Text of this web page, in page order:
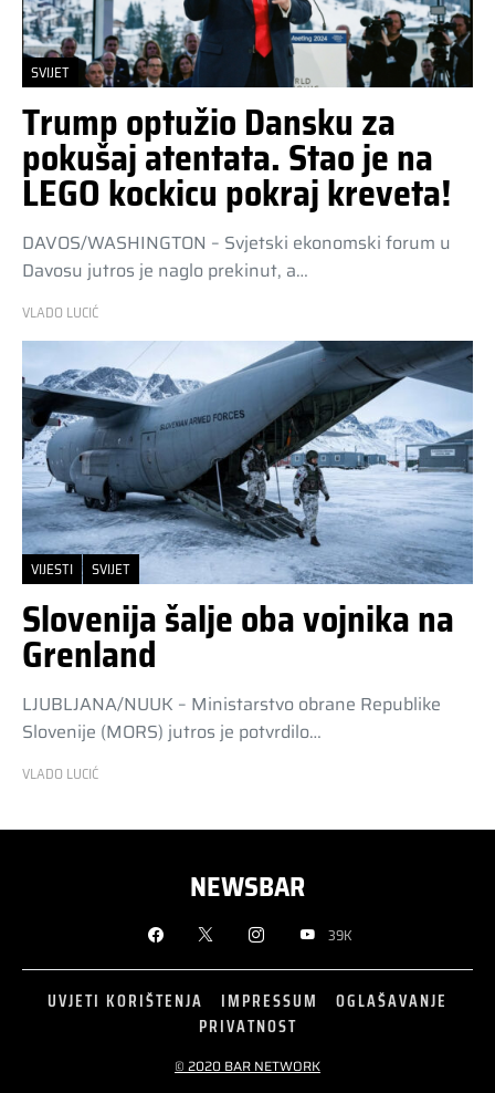
SVIJET
Trump optužio Dansku za
pokušaj atentata. Stao je na
LEGO kockicu pokraj kreveta!
DAVOS/WASHINGTON – Svjetski ekonomski forum u
Davosu jutros je naglo prekinut, a…
VLADO LUCIĆ
VIJESTI SVIJET
Slovenija šalje oba vojnika na
Grenland
LJUBLJANA/NUUK – Ministarstvo obrane Republike
Slovenije (MORS) jutros je potvrdilo…
VLADO LUCIĆ
NEWSBAR
39K
UVJETI KORIŠTENJA IMPRESSUM
OGLAŠAVANJE
PRIVATNOST
© 2020 BAR NETWORK